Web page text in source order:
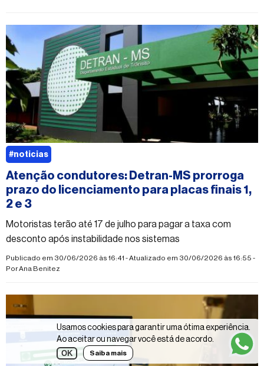
Atenção condutores: Detran-MS prorroga
prazo do licenciamento para placas finais 1,
2 e 3
Motoristas terão até 17 de julho para pagar a taxa com
desconto após instabilidade nos sistemas
Publicado em 30/06/2026 às 16:41 - Atualizado em 30/06/2026 às 16:55 -
PorAna Benitez
#noticias
Usamos cookies para garantir uma ótima experiência.
Ao aceitar ou navegar você está de acordo.
OK Saiba mais